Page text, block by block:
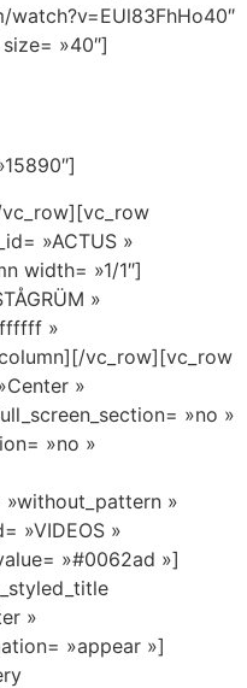
»40″]
»ACTUS »
width= »1/1″]
»
»
vc_row][vc_row
»
»no »
»no »
»without_pattern »
»VIDEOS »
»#0062ad »]
»
»appear »]